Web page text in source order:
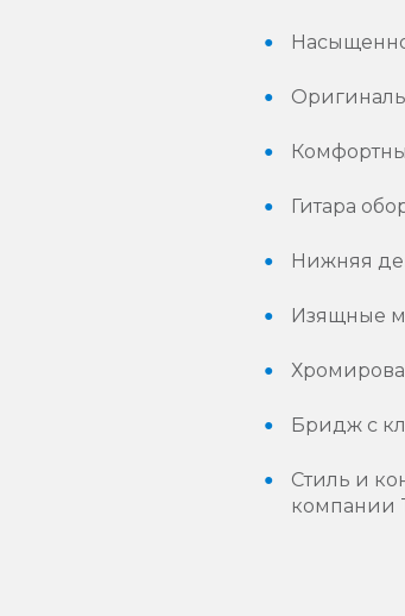
Гитара
Нижняя
Изящные
Бридж с
Стиль и
компании